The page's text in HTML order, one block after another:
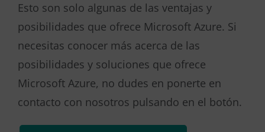
Esto son solo algunas de las ventajas y
posibilidades que ofrece Microsoft Azure. Si
necesitas conocer más acerca de las
posibilidades y soluciones que ofrece
Microsoft Azure, no dudes en ponerte en
contacto con nosotros pulsando en el botón.